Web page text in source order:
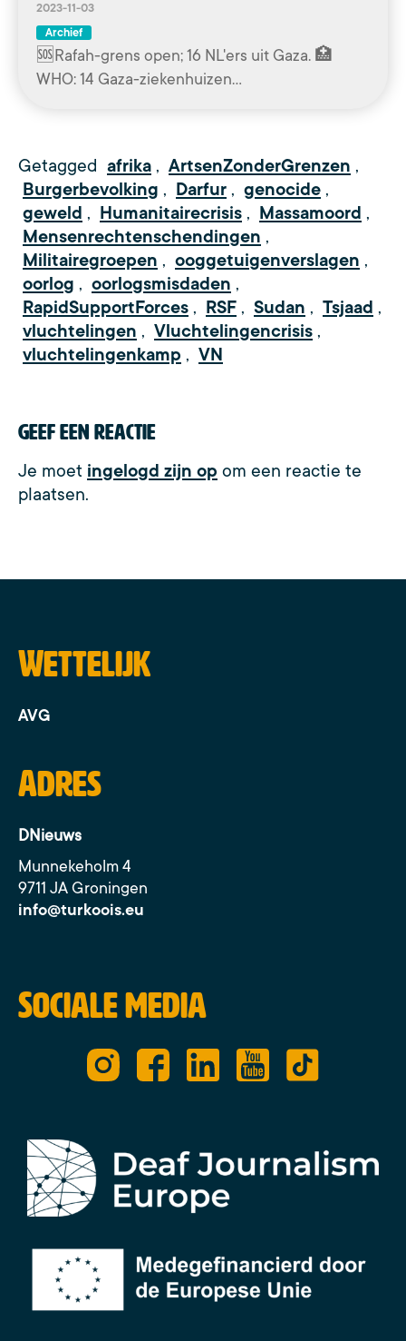
2023-11-03
Archief
🆘Rafah-grens open; 16 NL'ers uit Gaza. 🏥
WHO: 14 Gaza-ziekenhuizen…
Getagged afrika , ArtsenZonderGrenzen ,
Burgerbevolking , Darfur , genocide ,
geweld , Humanitairecrisis , Massamoord ,
Mensenrechtenschendingen ,
Militairegroepen , ooggetuigenverslagen ,
oorlog , oorlogsmisdaden ,
RapidSupportForces , RSF , Sudan , Tsjaad ,
vluchtelingen , Vluchtelingencrisis ,
vluchtelingenkamp , VN
Geef een reactie
Je moet ingelogd zijn op om een reactie te
plaatsen.
Wettelijk
AVG
Adres
DNieuws
Munnekeholm 4
9711 JA Groningen
info@turkoois.eu
Sociale media